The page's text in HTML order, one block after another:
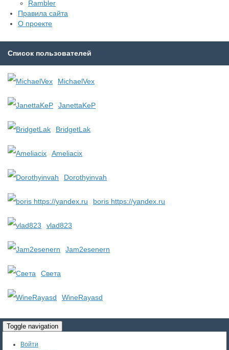
Rambler
Правила сайта
О проекте
Список пользователей
MichaelVex
JanettaKeP
BridgetLak
Ameliacix
Dorothyinvah
boris https://yandex.ru
vlad823
Jam2esenern
Света
WineRayasd
Toggle navigation
Войти